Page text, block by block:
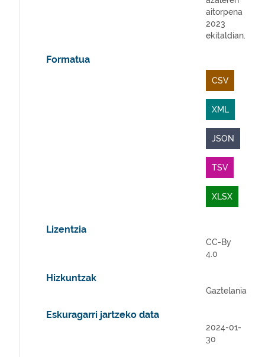
aitorpena
2023
ekitaldian.
Formatua
CSV
XML
JSON
TSV
XLSX
Lizentzia
CC-By
4.0
Hizkuntzak
Gaztelania
Eskuragarri jartzeko data
2024-01-
30